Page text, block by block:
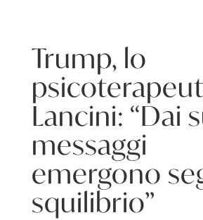
Trump, lo
Lancini: “Dai
messaggi
emergono
squilibrio”